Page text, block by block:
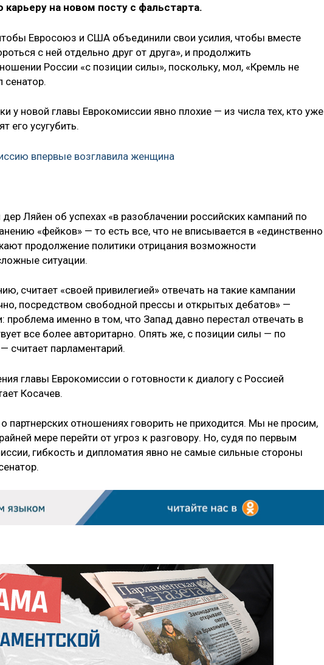
карьеру на новом посту с фальстарта.
Евросоюз и США объединили свои усилия, чтобы вместе
с ней отдельно друг от друга», и продолжить
России «с позиции силы», поскольку, мол, «Кремль не
сенатор.
у новой главы Еврокомиссии явно плохие — из числа тех, кто уже
его усугубить.
впервые возглавила женщина
Ляйен об успехах «в разоблачении российских кампаний по
«фейков» — то есть все, что не вписывается в «единственно
продолжение политики отрицания возможности
ситуации.
считает «своей привилегией» отвечать на такие кампании
посредством свободной прессы и открытых дебатов» —
проблема именно в том, что Запад давно перестал отвечать в
все более авторитарно. Опять же, с позиции силы — по
парламентарий.
главы Еврокомиссии о готовности к диалогу с Россией
Косачев.
о партнерских отношениях говорить не приходится. Мы не просим,
мере перейти от угроз к разговору. Но, судя по первым
гибкость и дипломатия явно не самые сильные стороны